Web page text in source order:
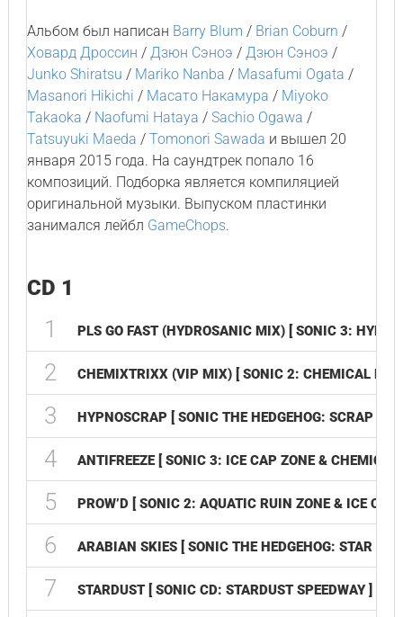
Альбом был написан Barry Blum / Brian Coburn /
Ховард Дроссин / Дзюн Сэноэ / Дзюн Сэноэ /
Junko Shiratsu / Mariko Nanba / Masafumi Ogata /
Masanori Hikichi / Масато Накамура / Miyoko
Takaoka / Naofumi Hataya / Sachio Ogawa /
Tatsuyuki Maeda / Tomonori Sawada и вышел 20
января 2015 года. На саундтрек попало 16
композиций. Подборка является компиляцией
оригинальной музыки. Выпуском пластинки
занимался лейбл GameChops.
CD 1
1 PLS GO FAST (HYDROSANIC MIX) [ SONIC 3:
2 CHEMIXTRIXX (VIP MIX) [ SONIC 2: CHEMICAL
3 HYPNOSCRAP [ SONIC THE HEDGEHOG: SCRAP
4 ANTIFREEZE [ SONIC 3: ICE CAP ZONE &
5 PROW’D [ SONIC 2: AQUATIC RUIN ZONE & ICE CAP
6 ARABIAN SKIES [ SONIC THE HEDGEHOG: STAR
7 STARDUST [ SONIC CD: STARDUST SPEEDWAY ]